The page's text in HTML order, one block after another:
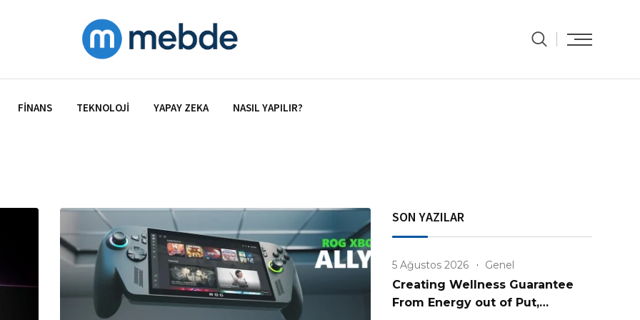
FINANS TEKNOLOJI YAPAY ZEKA NASIL YAPILIR?
SON YAZILAR
5 Ağustos 2026 Genel
Creating Wellness Guarantee
From Energy out of Put,